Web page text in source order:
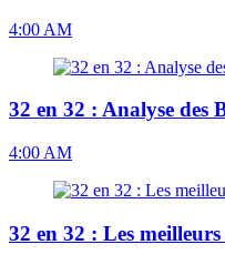
4:00 AM
32 en 32 : Analyse des
4:00 AM
32 en 32 : Les